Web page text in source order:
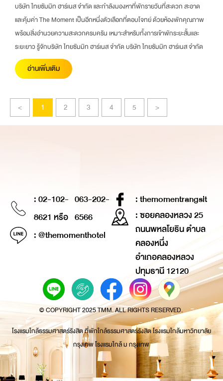
บริษัท ไทยซัมมิท ฮาร์เนส จำกัด และกำลังมองหาที่พักรายวันที่สะดวก สะอาด
และคุ้มค่า The Moment เป็นอีกหนึ่งตัวเลือกที่ตอบโจทย์ ด้วยห้องพักคุณภาพ
พร้อมสิ่งอำนวยความสะดวกครบครัน เหมาะสำหรับทั้งการเข้าพักระยะสั้นและ
ระยะยาว รู้จักบริษัท ไทยซัมมิท ฮาร์เนส จำกัด บริษัท ไทยซัมมิท ฮาร์เนส จำกัด
อ่านเพิ่มเติม
< 1 2 3 4 5 >
: 02-102-
8621 หรือ
063-202-
6566
: @themomenthotel
: themomentrangsit
: ซอยคลองหลวง 25
ถนนพหลโยธิน ตำบล
คลองหนึ่ง
อำเภอคลองหลวง
ปทุมธานี 12120
© COPYRIGHT 2025 TMM. ALL RIGHTS RESERVED.
โรงแรมใกล้ธรรมศาสตร์รังสิต ที่พักใกล้ธรรมศาสตร์รังสิต โรงแรมใกล้มหาวิทยาลัย
กรุงเทพ โรงแรมใกล้ ม กรุงเทพ